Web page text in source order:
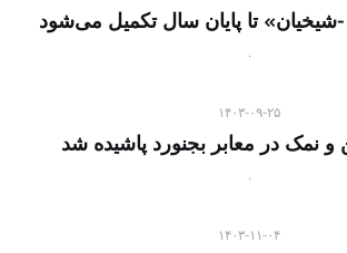
-شیخیان» تا پایان سال تکمیل می‌شود
۱۴۰۳-۰۹-۲۵
۱۴۰۳-۱۱-۰۴